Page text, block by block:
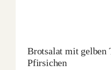
Brotsalat mit gelben
Pfirsichen